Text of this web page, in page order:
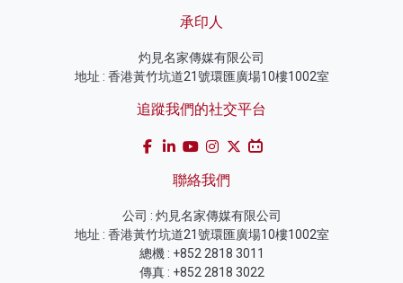
承印人
灼見名家傳媒有限公司
地址 : 香港黃竹坑道21號環匯廣場10樓1002室
追蹤我們的社交平台
聯絡我們
公司 : 灼見名家傳媒有限公司
地址 : 香港黃竹坑道21號環匯廣場10樓1002室
總機 : +852 2818 3011
傳真 : +852 2818 3022